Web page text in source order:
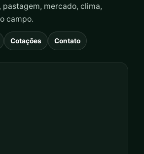
mercado, clima,
campo.
Cotações Contato